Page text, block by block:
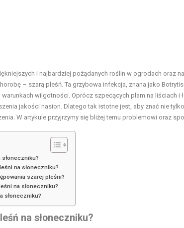
i najbardziej pożądanych roślin w ogrodach oraz
– szarą pleśń. Ta grzybowa infekcja, znana jako
warunkach wilgotności. Oprócz szpecących plam na liściach
jakości nasion. Dlatego tak istotne jest, aby znać nie
W artykule przyjrzymy się bliżej temu problemowi oraz
na słoneczniku?
szarej pleśni?
na słoneczniku?
słoneczniku?
na słoneczniku?